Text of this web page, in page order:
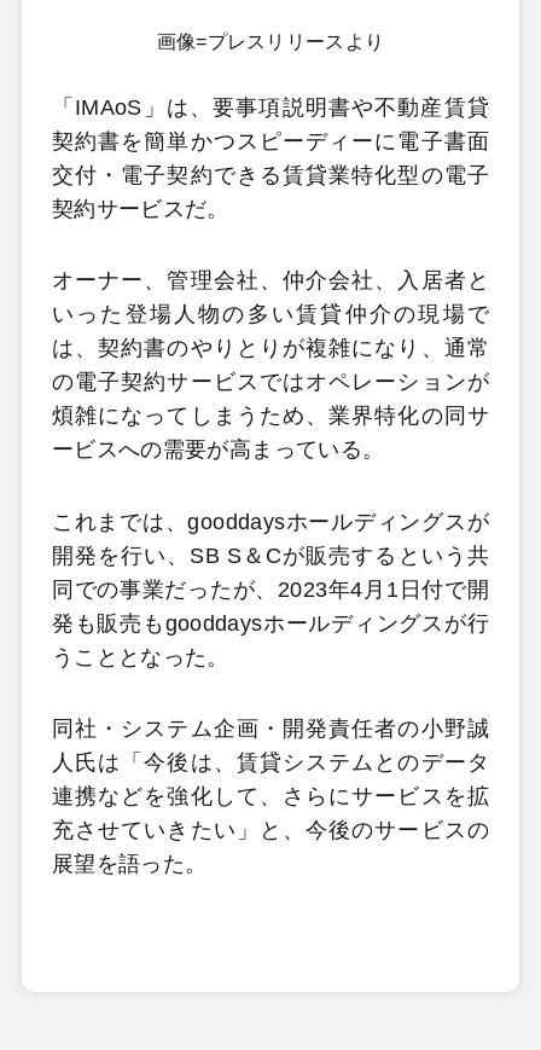
画像=プレスリリースより
「IMAoS」は、要事項説明書や不動産賃貸
契約書を簡単かつスピーディーに電子書面
交付・電子契約できる賃貸業特化型の電子
契約サービスだ。
オーナー、管理会社、仲介会社、入居者と
いった登場人物の多い賃貸仲介の現場で
は、契約書のやりとりが複雑になり、通常
の電子契約サービスではオペレーションが
煩雑になってしまうため、業界特化の同サ
ービスへの需要が高まっている。
これまでは、gooddaysホールディングスが
開発を行い、SB S＆Cが販売するという共
同での事業だったが、2023年4月1日付で開
発も販売もgooddaysホールディングスが行
うこととなった。
同社・システム企画・開発責任者の小野誠
人氏は「今後は、賃貸システムとのデータ
連携などを強化して、さらにサービスを拡
充させていきたい」と、今後のサービスの
展望を語った。